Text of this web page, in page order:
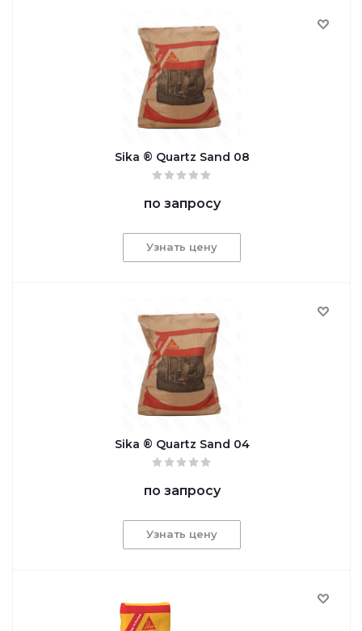
Sika ® Quartz Sand 08
по запросу
Узнать цену
Sika ® Quartz Sand 04
по запросу
Узнать цену